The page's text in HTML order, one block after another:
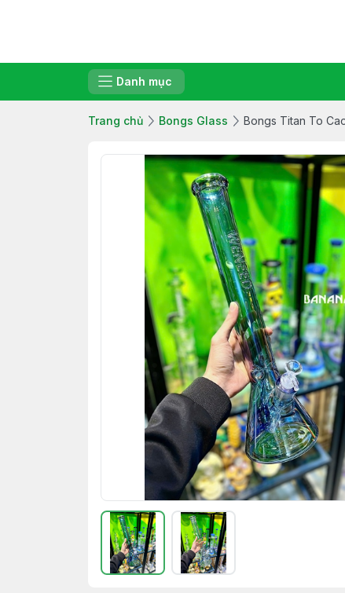
Danh mục
Trang chủ Bongs Glass Bongs Titan To